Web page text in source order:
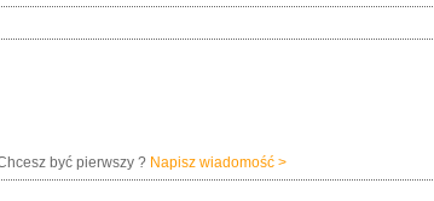
być pierwszy ? Napisz wiadomość >